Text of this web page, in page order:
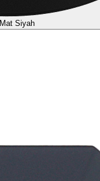
Mat Siyah